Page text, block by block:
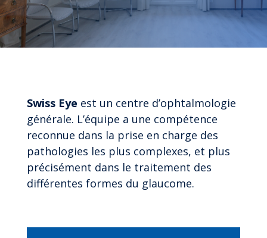
Swiss Eye est un centre d’ophtalmologie
générale. L’équipe a une compétence
reconnue dans la prise en charge des
pathologies les plus complexes, et plus
précisément dans le traitement des
différentes formes du glaucome.